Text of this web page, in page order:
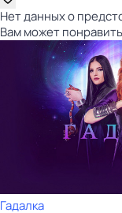
Нет данных о
Вам может
Гадaлкa